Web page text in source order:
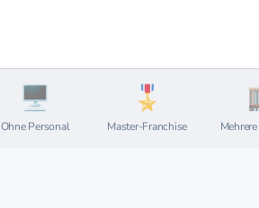
Ohne Personal Master-Franchise